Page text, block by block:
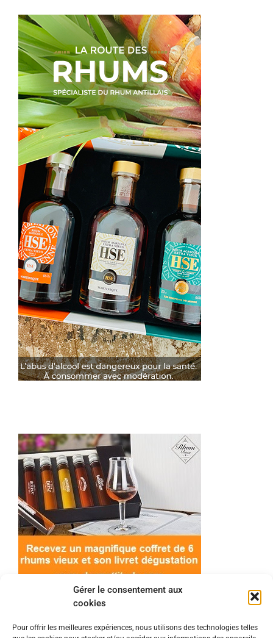
Gérer le consentement aux
cookies
Pour offrir les meilleures expériences, nous utilisons des technologies telles